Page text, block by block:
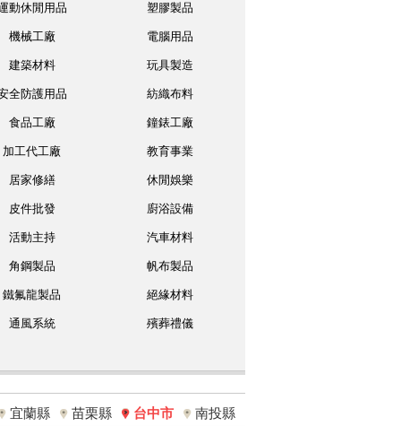
動休閒用品 塑膠製品
機械工廠 電腦用品
建築材料 玩具製造
全防護用品 紡織布料
食品工廠 鐘錶工廠
加工代工廠 教育事業
居家修繕 休閒娛樂
皮件批發 廚浴設備
活動主持 汽車材料
角鋼製品 帆布製品
鐵氟龍製品 絕緣材料
通風系統 殯葬禮儀
宜蘭縣 苗栗縣 台中市
南投縣